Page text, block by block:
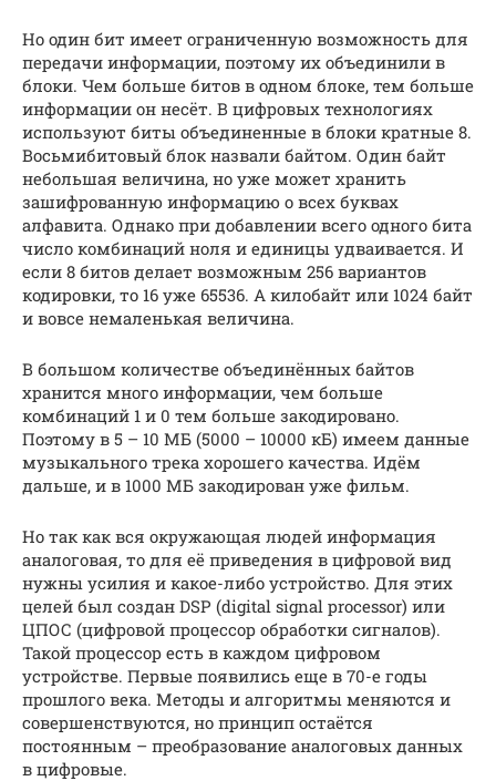
Но один бит имеет ограниченную возможность для
передачи информации, поэтому их объединили в
блоки. Чем больше битов в одном блоке, тем больше
информации он несёт. В цифровых технологиях
используют биты объединенные в блоки кратные 8.
Восьмибитовый блок назвали байтом. Один байт
небольшая величина, но уже может хранить
зашифрованную информацию о всех буквах
алфавита. Однако при добавлении всего одного бита
число комбинаций ноля и единицы удваивается. И
если 8 битов делает возможным 256 вариантов
кодировки, то 16 уже 65536. А килобайт или 1024 байт
и вовсе немаленькая величина.
В большом количестве объединённых байтов
хранится много информации, чем больше
комбинаций 1 и 0 тем больше закодировано.
Поэтому в 5 – 10 МБ (5000 – 10000 кБ) имеем данные
музыкального трека хорошего качества. Идём
дальше, и в 1000 МБ закодирован уже фильм.
Но так как вся окружающая людей информация
аналоговая, то для её приведения в цифровой вид
нужны усилия и какое-либо устройство. Для этих
целей был создан DSP (digital signal processor) или
ЦПОС (цифровой процессор обработки сигналов).
Такой процессор есть в каждом цифровом
устройстве. Первые появились еще в 70-е годы
прошлого века. Методы и алгоритмы меняются и
совершенствуются, но принцип остаётся
постоянным – преобразование аналоговых данных
в цифровые.